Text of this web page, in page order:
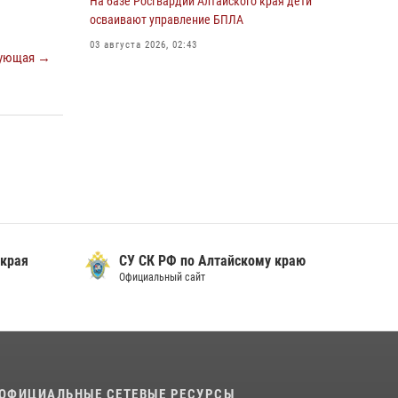
→
охраны Росгвардии по Алтайскому краю
осваивают управление БПЛА
03 августа 2026, 02:43
СУ СК РФ по Алтайскому краю
Официальный сайт